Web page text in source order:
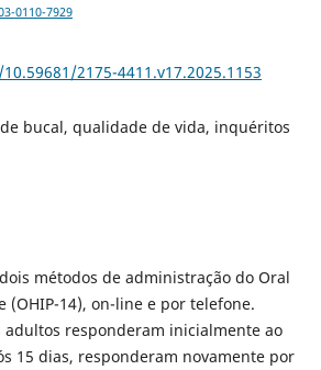
0110-7929
2175-4411.v17.2025.1153
bucal, qualidade de vida, inquéritos
métodos de administração do Oral
(OHIP-14), on-line e por telefone.
adultos responderam inicialmente ao
15 dias, responderam novamente por